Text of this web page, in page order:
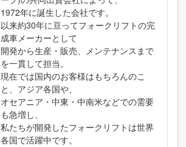
1972年に誕生した会社です。
以来約30年に亘ってフォークリフトの完
成車メーカーとして
開発から生産・販売、メンテナンスまで
を一貫して担当。
現在では国内のお客様はもちろんのこ
と、アジア各国や、
オセアニア・中東・中南米などでの需要
も急増し、
私たちが開発したフォークリフトは世界
各国で活躍中です。